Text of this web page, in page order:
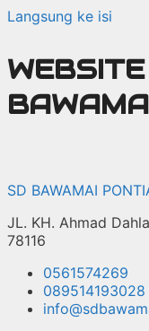
Langsung ke isi
SD BAWAMAI
JL. KH. Ahmad
78116
0561574269
089514193028